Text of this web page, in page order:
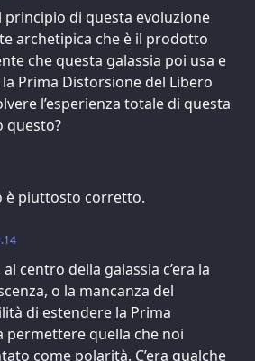
principio di questa evoluzione
archetipica che è il prodotto
che questa galassia poi usa e
Prima Distorsione del Libero
l’esperienza totale di questa
questo?
è piuttosto corretto.
centro della galassia c’era la
o la mancanza del
di estendere la Prima
permettere quella che noi
come polarità. C’era qualche